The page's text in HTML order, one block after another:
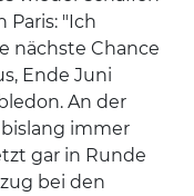
Paris: "Ich
nächste Chance
Ende Juni
An der
immer
gar in Runde
bei den